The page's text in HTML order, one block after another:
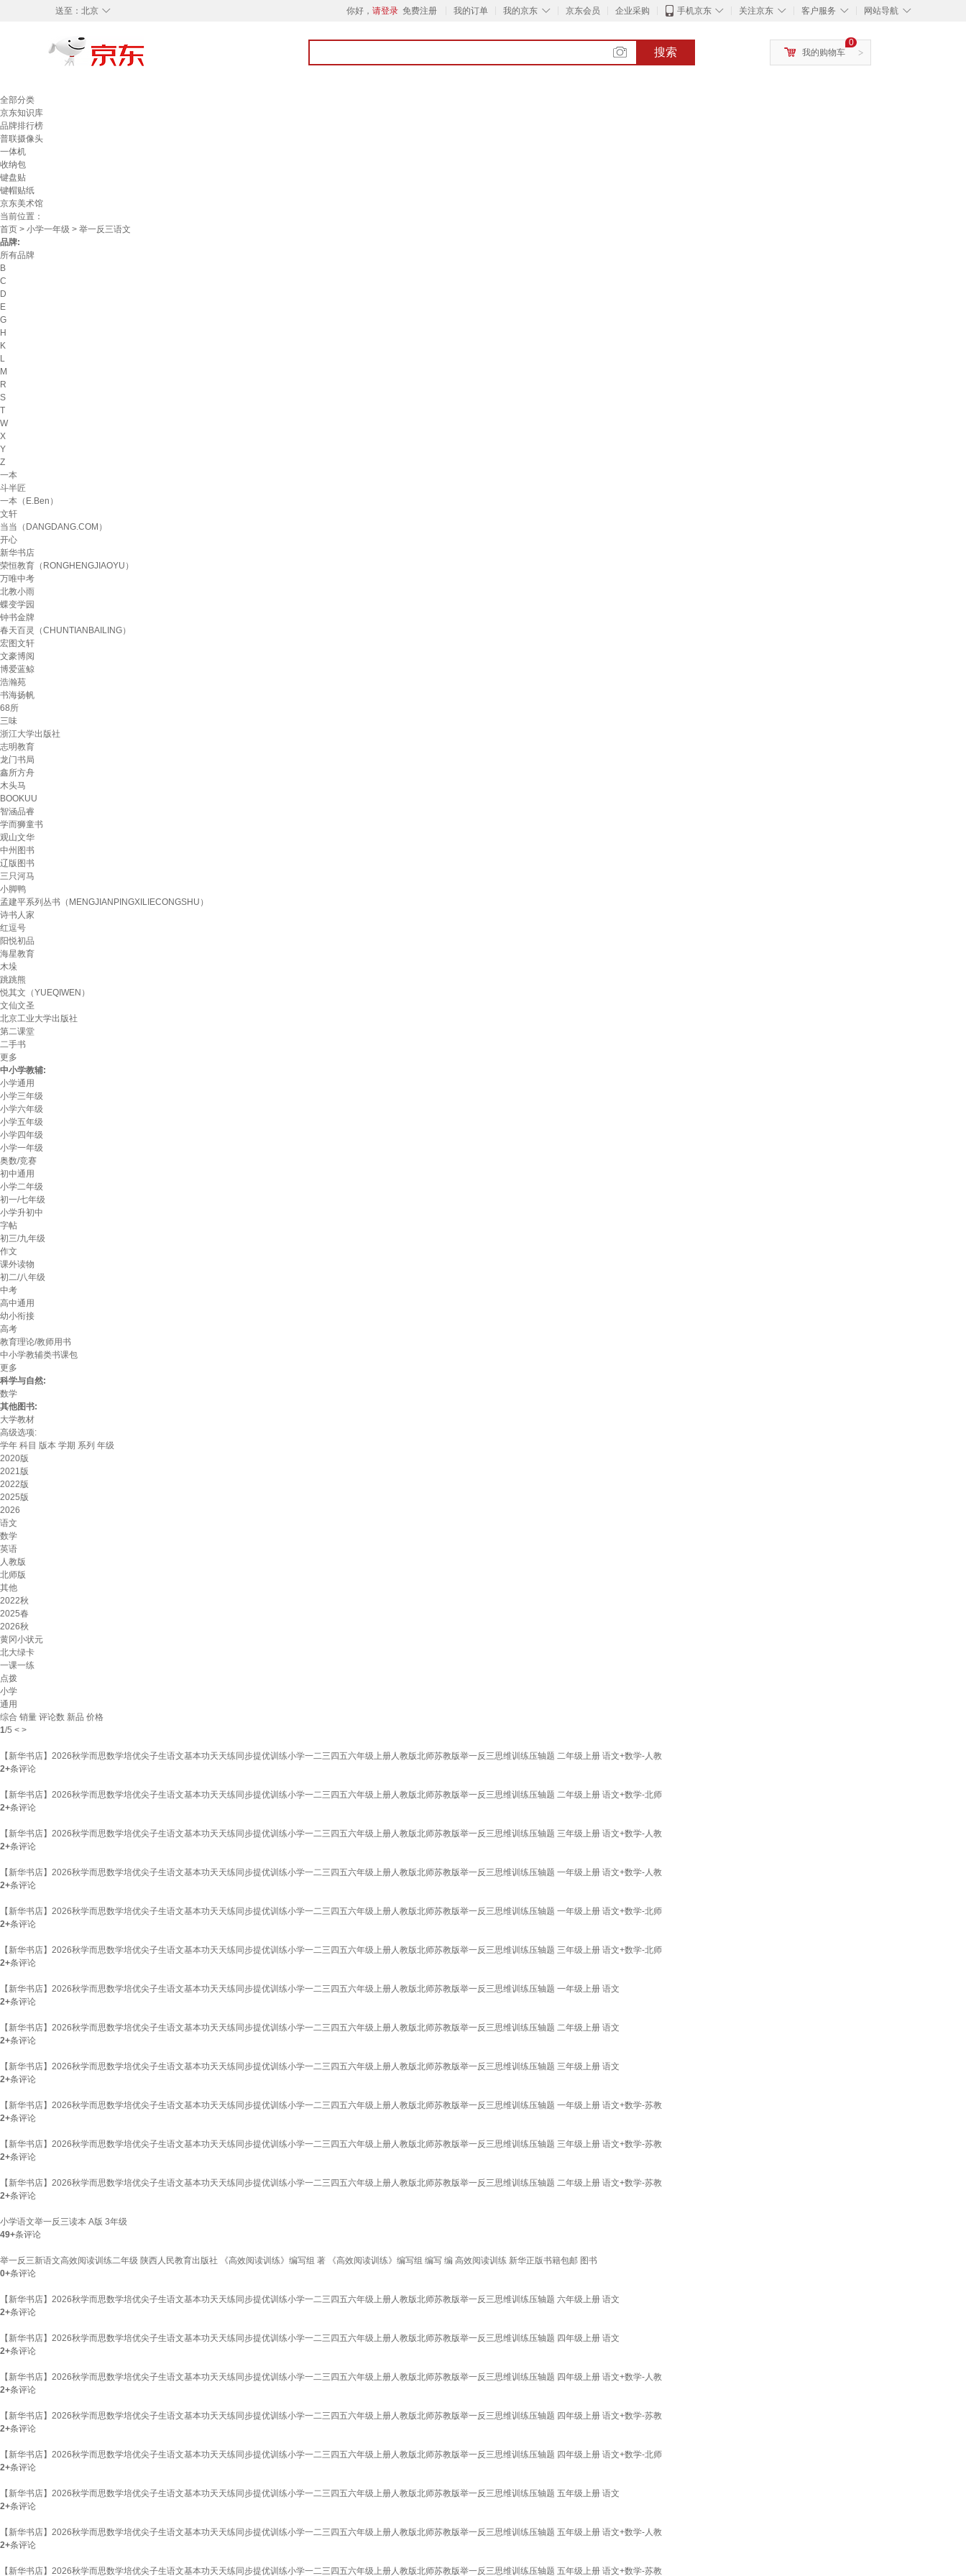
◇
送至： 北京 你好， 请登录 免费注册 我的订单 ◇
我的京东 京东会员 企业采购 ◇
手机京东 ◇
关注京东 ◇
客户服务 ◇
网站导航
搜索 >
0
我的购物车
全部分类
京东知识库
品牌排行榜
普联摄像头
一体机
收纳包
键盘贴
键帽贴纸
京东美术馆
当前位置：
首页 > 小学一年级 > 举一反三语文
品牌:
所有品牌
B
C
D
E
G
H
K
L
M
R
S
T
W
X
Y
Z
一本
斗半匠
一本（E.Ben）
文轩
当当（DANGDANG.COM）
开心
新华书店
荣恒教育（RONGHENGJIAOYU）
万唯中考
北教小雨
蝶变学园
钟书金牌
春天百灵（CHUNTIANBAILING）
宏图文轩
文豪博阅
博爱蓝鲸
浩瀚苑
书海扬帆
68所
三味
浙江大学出版社
志明教育
龙门书局
鑫所方舟
木头马
BOOKUU
智涵品睿
学而狮童书
观山文华
中州图书
辽版图书
三只河马
小脚鸭
孟建平系列丛书（MENGJIANPINGXILIECONGSHU）
诗书人家
红逗号
阳悦初品
海星教育
木垛
跳跳熊
悦其文（YUEQIWEN）
文仙文圣
北京工业大学出版社
第二课堂
二手书
更多
中小学教辅:
小学通用
小学三年级
小学六年级
小学五年级
小学四年级
小学一年级
奥数/竞赛
初中通用
小学二年级
初一/七年级
小学升初中
字帖
初三/九年级
作文
课外读物
初二/八年级
中考
高中通用
幼小衔接
高考
教育理论/教师用书
中小学教辅类书课包
更多
科学与自然:
数学
其他图书:
大学教材
高级选项:
学年 科目 版本 学期 系列 年级
2020版
2021版
2022版
2025版
2026
语文
数学
英语
人教版
北师版
其他
2022秋
2025春
2026秋
黄冈小状元
北大绿卡
一课一练
点拨
小学
通用
综合 销量 评论数 新品 价格
1/5 < >
【新华书店】2026秋学而思数学培优尖子生语文基本功天天练同步提优训练小学一二三四五六年级上册人教版北师苏教版举一反三思维训练压轴题 二年级上册 语文+数学-人教
2+条评论
【新华书店】2026秋学而思数学培优尖子生语文基本功天天练同步提优训练小学一二三四五六年级上册人教版北师苏教版举一反三思维训练压轴题 二年级上册 语文+数学-北师
2+条评论
【新华书店】2026秋学而思数学培优尖子生语文基本功天天练同步提优训练小学一二三四五六年级上册人教版北师苏教版举一反三思维训练压轴题 三年级上册 语文+数学-人教
2+条评论
【新华书店】2026秋学而思数学培优尖子生语文基本功天天练同步提优训练小学一二三四五六年级上册人教版北师苏教版举一反三思维训练压轴题 一年级上册 语文+数学-人教
2+条评论
【新华书店】2026秋学而思数学培优尖子生语文基本功天天练同步提优训练小学一二三四五六年级上册人教版北师苏教版举一反三思维训练压轴题 一年级上册 语文+数学-北师
2+条评论
【新华书店】2026秋学而思数学培优尖子生语文基本功天天练同步提优训练小学一二三四五六年级上册人教版北师苏教版举一反三思维训练压轴题 三年级上册 语文+数学-北师
2+条评论
【新华书店】2026秋学而思数学培优尖子生语文基本功天天练同步提优训练小学一二三四五六年级上册人教版北师苏教版举一反三思维训练压轴题 一年级上册 语文
2+条评论
【新华书店】2026秋学而思数学培优尖子生语文基本功天天练同步提优训练小学一二三四五六年级上册人教版北师苏教版举一反三思维训练压轴题 二年级上册 语文
2+条评论
【新华书店】2026秋学而思数学培优尖子生语文基本功天天练同步提优训练小学一二三四五六年级上册人教版北师苏教版举一反三思维训练压轴题 三年级上册 语文
2+条评论
【新华书店】2026秋学而思数学培优尖子生语文基本功天天练同步提优训练小学一二三四五六年级上册人教版北师苏教版举一反三思维训练压轴题 一年级上册 语文+数学-苏教
2+条评论
【新华书店】2026秋学而思数学培优尖子生语文基本功天天练同步提优训练小学一二三四五六年级上册人教版北师苏教版举一反三思维训练压轴题 三年级上册 语文+数学-苏教
2+条评论
【新华书店】2026秋学而思数学培优尖子生语文基本功天天练同步提优训练小学一二三四五六年级上册人教版北师苏教版举一反三思维训练压轴题 二年级上册 语文+数学-苏教
2+条评论
小学语文举一反三读本 A版 3年级
49+条评论
举一反三新语文高效阅读训练二年级 陕西人民教育出版社 《高效阅读训练》编写组 著 《高效阅读训练》编写组 编写 编 高效阅读训练 新华正版书籍包邮 图书
0+条评论
【新华书店】2026秋学而思数学培优尖子生语文基本功天天练同步提优训练小学一二三四五六年级上册人教版北师苏教版举一反三思维训练压轴题 六年级上册 语文
2+条评论
【新华书店】2026秋学而思数学培优尖子生语文基本功天天练同步提优训练小学一二三四五六年级上册人教版北师苏教版举一反三思维训练压轴题 四年级上册 语文
2+条评论
【新华书店】2026秋学而思数学培优尖子生语文基本功天天练同步提优训练小学一二三四五六年级上册人教版北师苏教版举一反三思维训练压轴题 四年级上册 语文+数学-人教
2+条评论
【新华书店】2026秋学而思数学培优尖子生语文基本功天天练同步提优训练小学一二三四五六年级上册人教版北师苏教版举一反三思维训练压轴题 四年级上册 语文+数学-苏教
2+条评论
【新华书店】2026秋学而思数学培优尖子生语文基本功天天练同步提优训练小学一二三四五六年级上册人教版北师苏教版举一反三思维训练压轴题 四年级上册 语文+数学-北师
2+条评论
【新华书店】2026秋学而思数学培优尖子生语文基本功天天练同步提优训练小学一二三四五六年级上册人教版北师苏教版举一反三思维训练压轴题 五年级上册 语文
2+条评论
【新华书店】2026秋学而思数学培优尖子生语文基本功天天练同步提优训练小学一二三四五六年级上册人教版北师苏教版举一反三思维训练压轴题 五年级上册 语文+数学-人教
2+条评论
【新华书店】2026秋学而思数学培优尖子生语文基本功天天练同步提优训练小学一二三四五六年级上册人教版北师苏教版举一反三思维训练压轴题 五年级上册 语文+数学-苏教